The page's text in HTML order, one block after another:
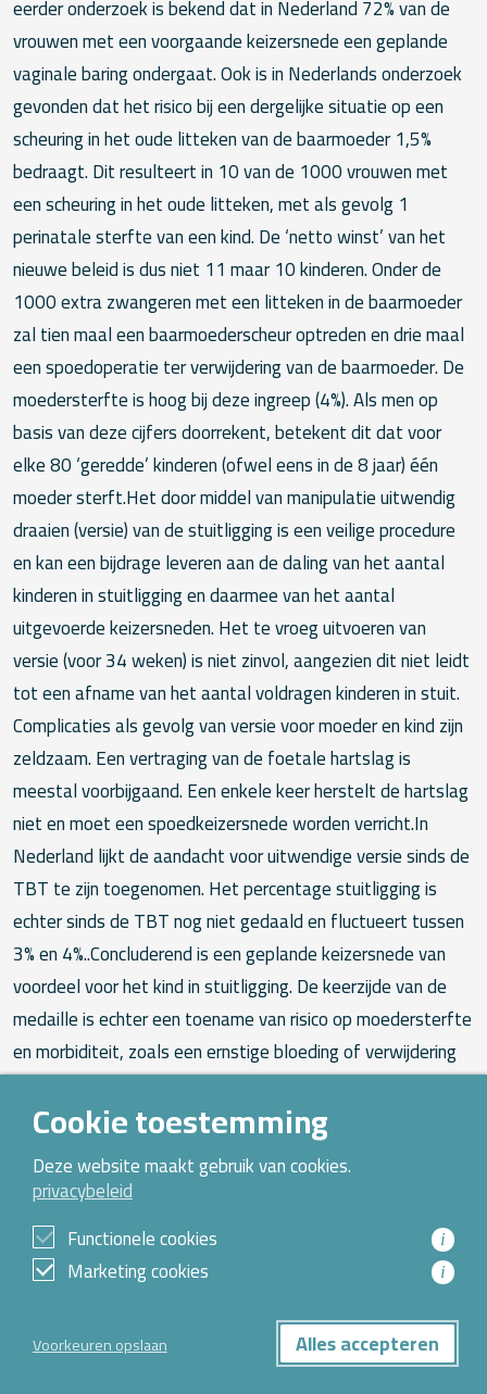
DELEN INSCHRIJVEN NIEUWSBRIEF
Cookie toestemming
Deze website maakt gebruik van cookies.
privacybeleid
Functionele cookies
i
Marketing cookies i
Voorkeuren opslaan Alles accepteren